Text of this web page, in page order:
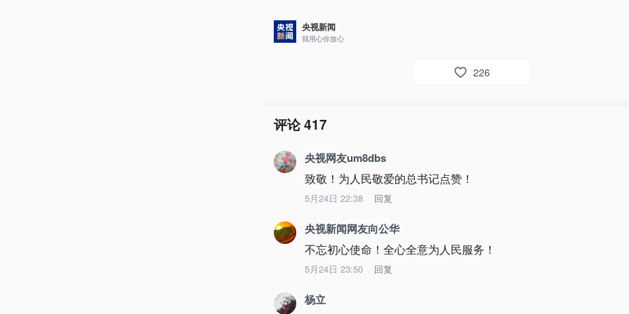
央视新闻
我用心你放心
226
评论417
央视网友um8dbs
致敬！为人民敬爱的总书记点赞！
5月24日 22:38 回复
央视新闻网友向公华
不忘初心使命！全心全意为人民服务！
5月24日 23:50 回复
杨立